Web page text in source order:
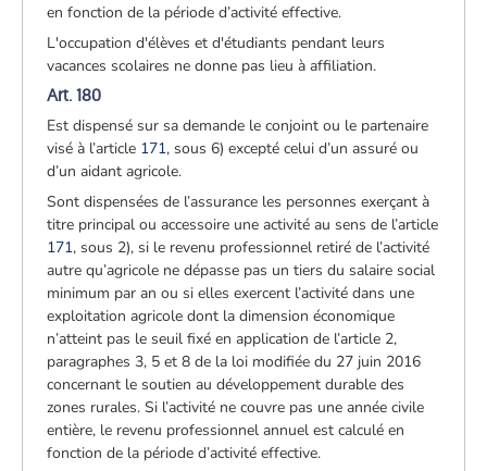
en fonction de la période d’activité effective.
L'occupation d'élèves et d'étudiants pendant leurs
vacances scolaires ne donne pas lieu à affiliation.
Art. 180
Est dispensé sur sa demande le conjoint ou le partenaire
visé à l’article 171, sous 6) excepté celui d’un assuré ou
d’un aidant agricole.
Sont dispensées de l’assurance les personnes exerçant à
titre principal ou accessoire une activité au sens de l’article
171, sous 2), si le revenu professionnel retiré de l’activité
autre qu’agricole ne dépasse pas un tiers du salaire social
minimum par an ou si elles exercent l’activité dans une
exploitation agricole dont la dimension économique
n’atteint pas le seuil fixé en application de l’article 2,
paragraphes 3, 5 et 8 de la loi modifiée du 27 juin 2016
concernant le soutien au développement durable des
zones rurales. Si l’activité ne couvre pas une année civile
entière, le revenu professionnel annuel est calculé en
fonction de la période d’activité effective.